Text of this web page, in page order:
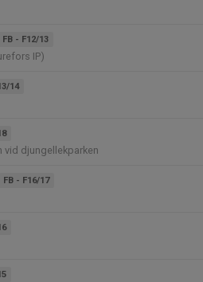
FB - F12/13
IP)
14
vid djungellekparken
FB - F16/17